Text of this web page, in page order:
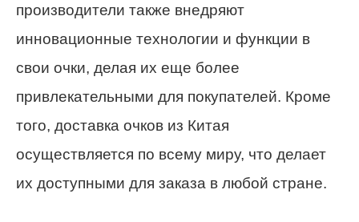
производители также внедряют
инновационные технологии и функции в
свои очки, делая их еще более
привлекательными для покупателей. Кроме
того, доставка очков из Китая
осуществляется по всему миру, что делает
их доступными для заказа в любой стране.